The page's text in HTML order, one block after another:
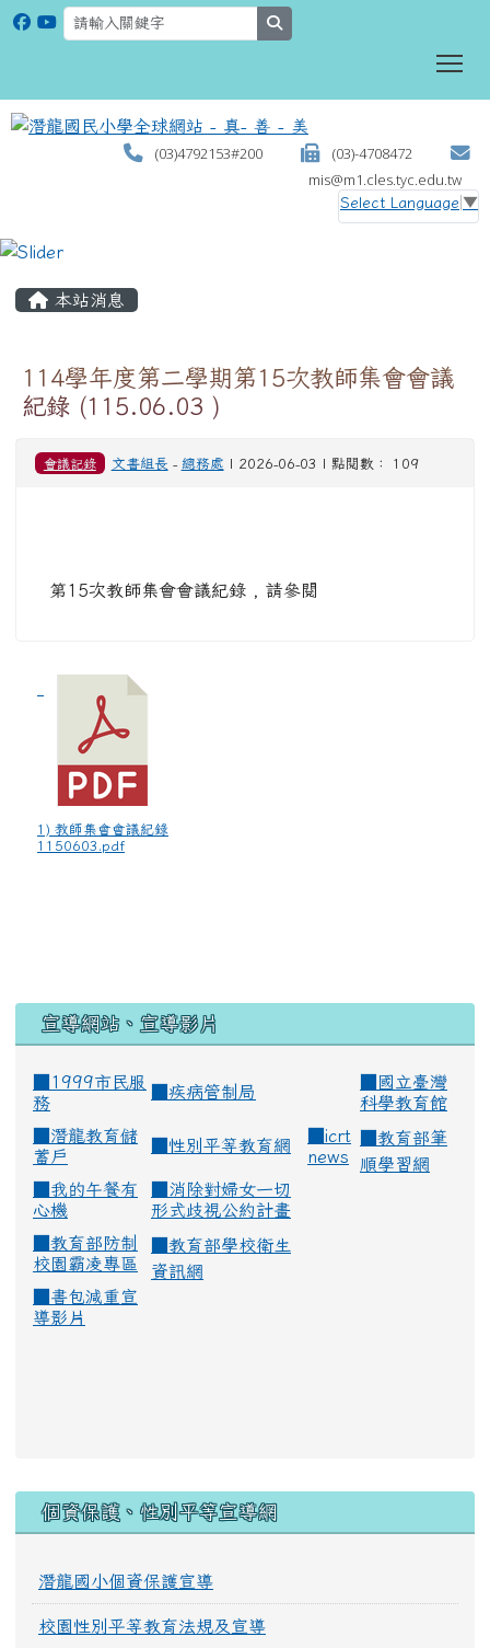
(03)4792153#200
(03)-4708472
mis@m1.cles.tyc.edu.tw
Select Language ▼
本站消息
114學年度第二學期第15次教師集會會議
紀錄 (115.06.03 )
會議記錄 文書組長 - 總務處 | 2026-06-03 | 點閱數： 109
第15次教師集會會議紀錄 , 請參閱
1) 教師集會會議紀錄
1150603.pdf
宣導網站、宣導影片
■1999市民服
務
疾病管制局
國立臺灣
科學教育館
潛龍教育儲
蓄戶
性別平等教育網
icrt
news
教育部筆
順學習網
我的午餐有
心機
消除對婦女一切
形式歧視公約計畫
教育部防制
校園霸凌專區
教育部學校衛生
資訊網
書包減重宣
導影片
個資保護、性別平等宣導網
潛龍國小個資保護宣導
校園性別平等教育法規及宣導